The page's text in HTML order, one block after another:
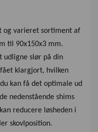
og varieret sortiment af
til 90x150x3 mm.
udligne slør på din
klargjort, hvilken
kan få det optimale ud
nedenstående shims
reducere løsheden i
skovlposition.